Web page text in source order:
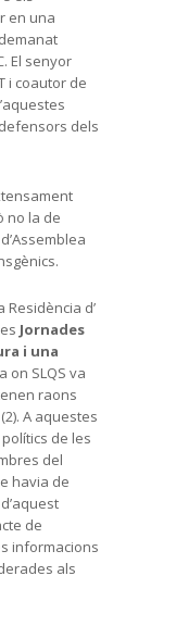
en una
El senyor
i coautor de
dels
no la de
Residència d’
Jornades
i una
a on SLQS va
raons
A aquestes
de les
del
havia de
de
informacions
als